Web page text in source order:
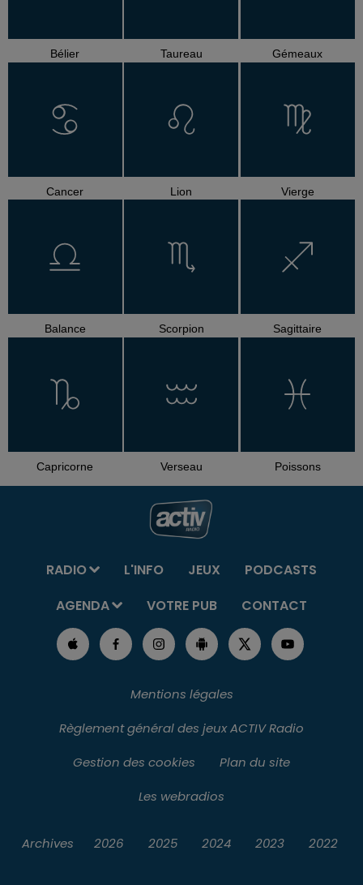
Bélier Taureau Gémeaux
Cancer Lion Vierge
Balance Scorpion Sagittaire
Capricorne Verseau Poissons
RADIO L'INFO JEUX
PODCASTS
AGENDA
VOTRE PUB CONTACT
Mentions légales
Règlement général des jeux ACTIV Radio
Gestion des cookies
Plan du site
Les webradios
Archives 2026 2025 2024 2023 2022